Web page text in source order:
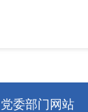
党委部门网站